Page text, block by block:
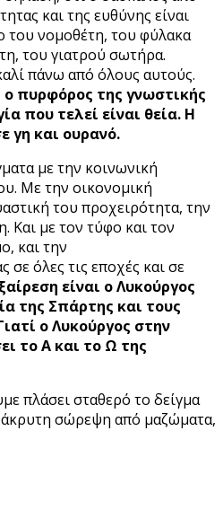
και της ευθύνης είναι
του νομοθέτη, του φύλακα
του γιατρού σωτήρα.
πάνω από όλους αυτούς.
ο πυρφόρος της γνωστικής
που τελεί είναι θεία. Η
γη και ουρανό.
με την κοινωνική
Με την οικονομική
του προχειρότητα, την
Και με τον τύφο και τον
και την
όλες τις εποχές και σε
είναι ο Λυκούργος
της Σπάρτης και τους
ο Λυκούργος στην
το Α και το Ω της
πλάσει σταθερό το δείγμα
σώρεψη από μαζώματα,